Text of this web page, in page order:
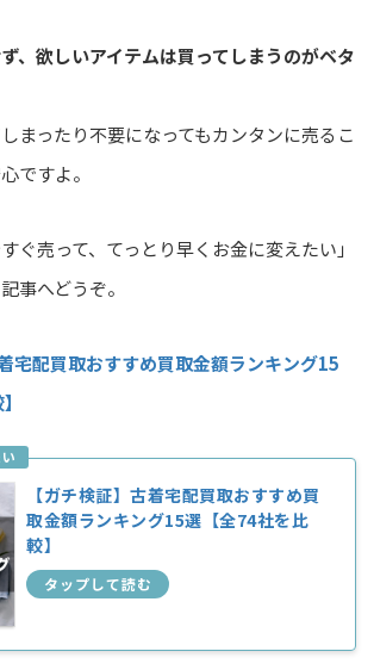
、欲しいアイテムは買ってしまうのがベタ
まったり不要になってもカンタンに売るこ
ですよ。
ぐ売って、てっとり早くお金に変えたい」
事へどうぞ。
宅配買取おすすめ買取金額ランキング15
【ガチ検証】古着宅配買取おすすめ買
取金額ランキング15選【全74社を比
較】